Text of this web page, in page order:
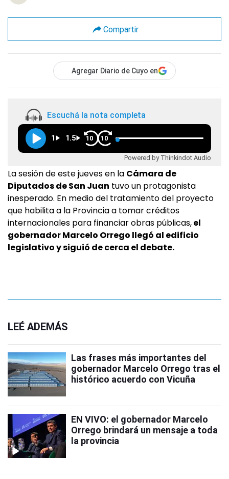
Compartir
Agregar Diario de Cuyo en
Escuchá la nota completa
1 1.5 10 10
Powered by Thinkindot Audio
La sesión de este jueves en la Cámara de
Diputados de San Juan tuvo un protagonista
inesperado. En medio del tratamiento del proyecto
que habilita a la Provincia a tomar créditos
internacionales para financiar obras públicas,el
gobernador Marcelo Orrego llegó al edificio
legislativo y siguió de cerca el debate.
LEÉ ADEMÁS
Las frases más importantes del
gobernador Marcelo Orrego tras el
histórico acuerdo con Vicuña
EN VIVO: el gobernador Marcelo
Orrego brindará un mensaje a toda
la provincia